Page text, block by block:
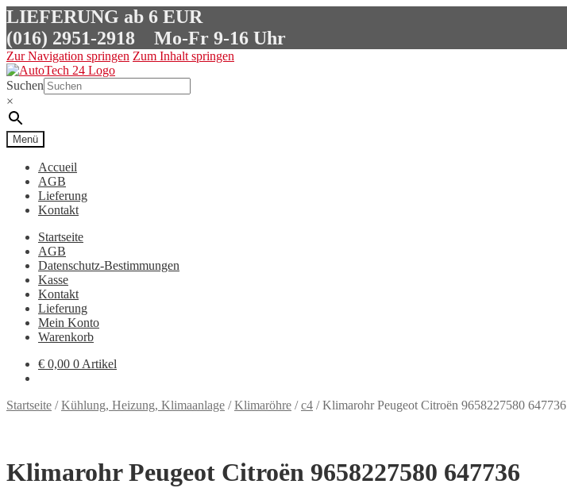
LIEFERUNG ab 6 EUR
(016) 2951-2918 Mo-Fr 9-16 Uhr
Zur Navigation springen Zum Inhalt springen
Suchen
×
Menü
Accueil
AGB
Lieferung
Kontakt
Startseite
AGB
Datenschutz-Bestimmungen
Kasse
Kontakt
Lieferung
Mein Konto
Warenkorb
€ 0,00 0 Artikel
Startseite /Kühlung, Heizung, Klimaanlage /Klimaröhre /c4 /Klimarohr Peugeot Citroën 9658227580 647736
Klimarohr Peugeot Citroën 9658227580 647736